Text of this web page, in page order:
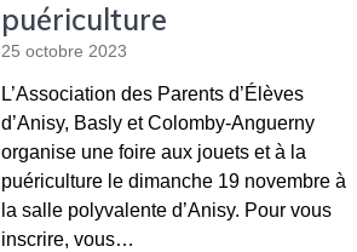
puériculture
25 octobre 2023
L’Association des Parents d’Élèves
d’Anisy, Basly et Colomby-Anguerny
organise une foire aux jouets et à la
puériculture le dimanche 19 novembre à
la salle polyvalente d’Anisy. Pour vous
inscrire, vous…